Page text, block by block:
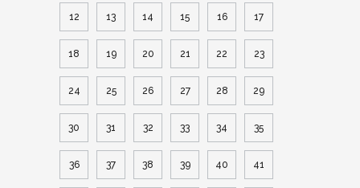
12 13 14 15 16 17
18 19 20 21 22 23
24 25 26 27 28 29
30 31 32 33 34 35
36 37 38 39 40 41